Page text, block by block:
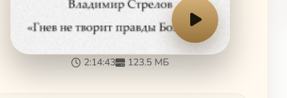
2:14:43 123.5 МБ